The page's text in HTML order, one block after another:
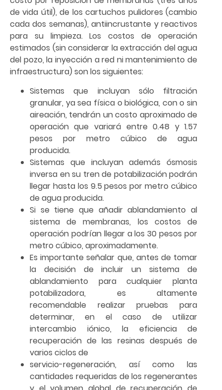
de vida útil), de los cartuchos pulidores (cambio
cada dos semanas), antiincrustante y reactivos
para su limpieza. Los costos de operación
estimados (sin considerar la extracción del agua
del pozo, la inyección a red ni mantenimiento de
infraestructura) son los siguientes:
Sistemas que incluyan sólo filtración
granular, ya sea física o biológica, con o sin
aireación, tendrán un costo aproximado de
operación que variará entre 0.48 y 1.57
pesos por metro cúbico de agua
producida.
Sistemas que incluyan además ósmosis
inversa en su tren de potabilización podrán
llegar hasta los 9.5 pesos por metro cúbico
de agua producida.
Si se tiene que añadir ablandamiento al
sistema de membranas, los costos de
operación podrían llegar a los 30 pesos por
metro cúbico, aproximadamente.
Es importante señalar que, antes de tomar
la decisión de incluir un sistema de
ablandamiento para cualquier planta
potabilizadora, es altamente
recomendable realizar pruebas para
determinar, en el caso de utilizar
intercambio iónico, la eficiencia de
recuperación de las resinas después de
varios ciclos de
servicio-regeneración, así como las
cantidades requeridas de los regenerantes